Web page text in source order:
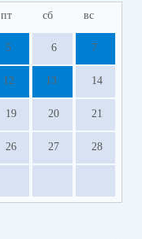
пт сб вс
5 6 7
12 13 14
19 20 21
26 27 28